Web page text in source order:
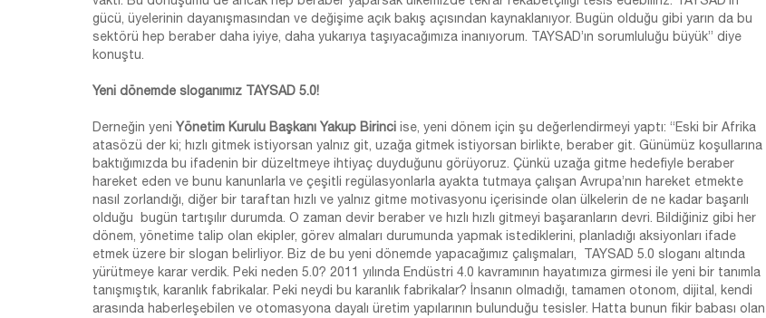
gücü, üyelerinin dayanışmasından ve değişime açık bakış açısından kaynaklanıyor. Bugün olduğu gibi yarın da bu
sektörü hep beraber daha iyiye, daha yukarıya taşıyacağımıza inanıyorum. TAYSAD’ın sorumluluğu büyük” diye
konuştu.
Yeni dönemde sloganımız TAYSAD 5.0!
Derneğin yeni Yönetim Kurulu Başkanı Yakup Birinci ise, yeni dönem için şu değerlendirmeyi yaptı: “Eski bir Afrika
atasözü der ki; hızlı gitmek istiyorsan yalnız git, uzağa gitmek istiyorsan birlikte, beraber git. Günümüz koşullarına
baktığımızda bu ifadenin bir düzeltmeye ihtiyaç duyduğunu görüyoruz. Çünkü uzağa gitme hedefiyle beraber
hareket eden ve bunu kanunlarla ve çeşitli regülasyonlarla ayakta tutmaya çalışan Avrupa’nın hareket etmekte
nasıl zorlandığı, diğer bir taraftan hızlı ve yalnız gitme motivasyonu içerisinde olan ülkelerin de ne kadar başarılı
olduğu bugün tartışılır durumda. O zaman devir beraber ve hızlı hızlı gitmeyi başaranların devri. Bildiğiniz gibi her
dönem, yönetime talip olan ekipler, görev almaları durumunda yapmak istediklerini, planladığı aksiyonları ifade
etmek üzere bir slogan belirliyor. Biz de bu yeni dönemde yapacağımız çalışmaları, TAYSAD 5.0 sloganı altında
yürütmeye karar verdik. Peki neden 5.0? 2011 yılında Endüstri 4.0 kavramının hayatımıza girmesi ile yeni bir tanımla
tanışmıştık, karanlık fabrikalar. Peki neydi bu karanlık fabrikalar? İnsanın olmadığı, tamamen otonom, dijital, kendi
arasında haberleşebilen ve otomasyona dayalı üretim yapılarının bulunduğu tesisler. Hatta bunun fikir babası olan